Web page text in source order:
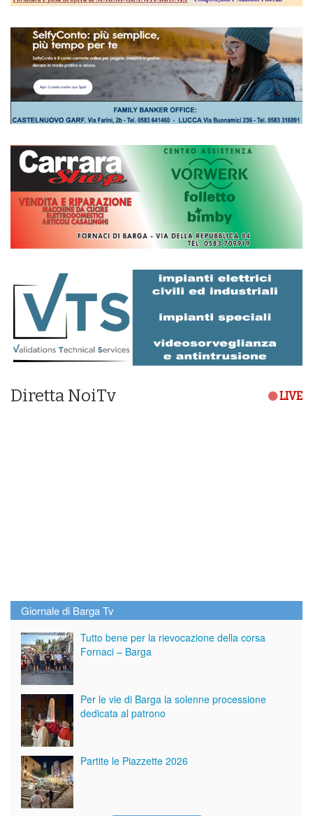
Diretta NoiTv LIVE
Giornale di Barga Tv
Tutto bene per la rievocazione della corsa
Fornaci – Barga
Per le vie di Barga la solenne processione
dedicata al patrono
Partite le Piazzette 2026